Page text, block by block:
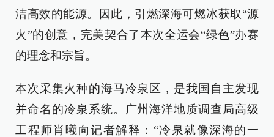
洁高效的能源。因此，引燃深海可燃冰获取“源
火”的创意，完美契合了本次全运会“绿色”办赛
的理念和宗旨。
本次采集火种的海马冷泉区，是我国自主发现
并命名的冷泉系统。广州海洋地质调查局高级
工程师肖曦向记者解释：“冷泉就像深海的一